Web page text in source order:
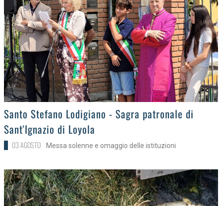
>
Santo Stefano Lodigiano - Sagra patronale di
Sant'Ignazio di Loyola
03 AGOSTO Messa solenne e omaggio delle istituzioni